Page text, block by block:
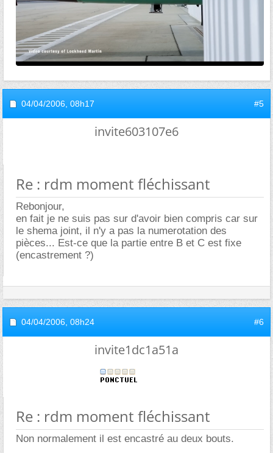
04/04/2006, 08h17 #5
invite603107e6
Re : rdm moment fléchissant
Rebonjour,
en fait je ne suis pas sur d'avoir bien compris car sur
le shema joint, il n'y a pas la numerotation des
pièces... Est-ce que la partie entre B et C est fixe
(encastrement ?)
04/04/2006, 08h24 #6
invite1dc1a51a
Re : rdm moment fléchissant
Non normalement il est encastré au deux bouts.